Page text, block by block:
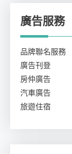
廣告服務
品牌聯名服務
廣告刊登
房仲廣告
汽車廣告
旅遊住宿